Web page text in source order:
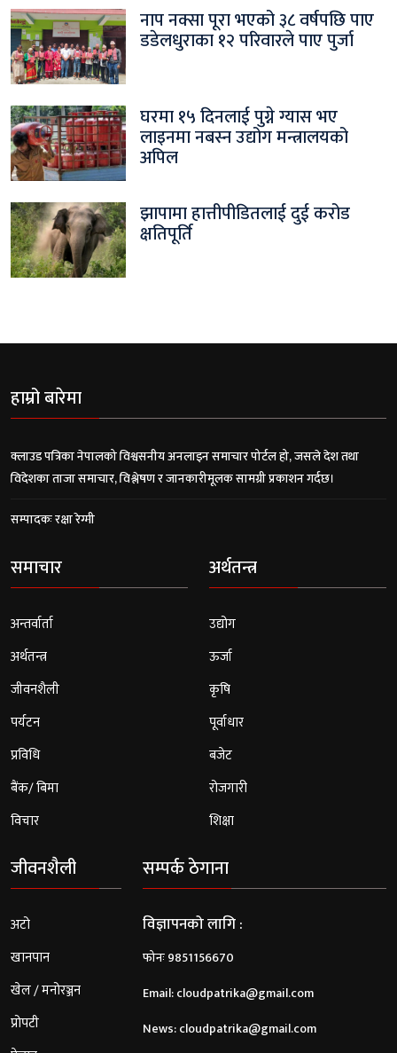
नाप नक्सा पूरा भएको ३८ वर्षपछि पाए
डडेलधुराका १२ परिवारले पाए पुर्जा
घरमा १५ दिनलाई पुग्ने ग्यास भए
लाइनमा नबस्न उद्योग मन्त्रालयको
अपिल
झापामा हात्तीपीडितलाई दुई करोड
क्षतिपूर्ति
हाम्रो बारेमा
क्लाउड पत्रिका नेपालको विश्वसनीय अनलाइन समाचार पोर्टल हो, जसले देश तथा
विदेशका ताजा समाचार, विश्लेषण र जानकारीमूलक सामग्री प्रकाशन गर्दछ।
सम्पादकः रक्षा रेग्मी
समाचार
अन्तर्वार्ता
अर्थतन्त्र
जीवनशैली
पर्यटन
प्रविधि
बैंक/ बिमा
विचार
अर्थतन्त्र
उद्योग
ऊर्जा
कृषि
पूर्वाधार
बजेट
रोजगारी
शिक्षा
जीवनशैली
अटो
खानपान
खेल / मनोरञ्जन
प्रोपटी
सम्पर्क ठेगाना
विज्ञापनको लागि :
फोनः 9851156670
Email:cloudpatrika@gmail.com
News:cloudpatrika@gmail.com